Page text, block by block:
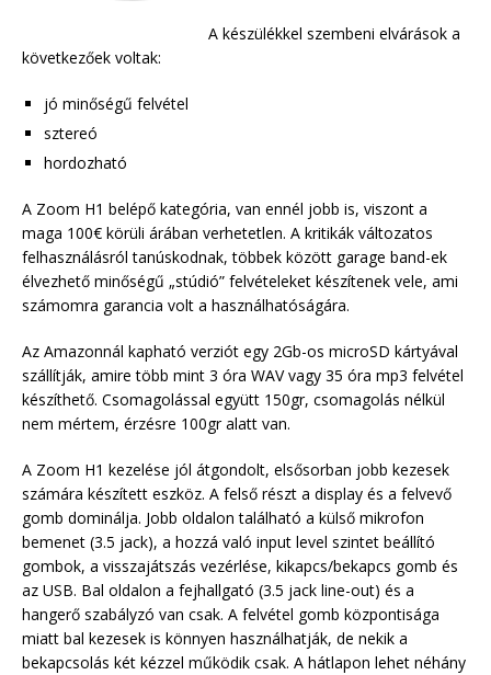
A készülékkel szembeni elvárások a
következőek voltak:
jó minőségű felvétel
sztereó
hordozható
A Zoom H1 belépő kategória, van ennél jobb is, viszont a
maga 100€ körüli árában verhetetlen. A kritikák változatos
felhasználásról tanúskodnak, többek között garage band-ek
élvezhető minőségű „stúdió” felvételeket készítenek vele, ami
számomra garancia volt a használhatóságára.
Az Amazonnál kapható verziót egy 2Gb-os microSD kártyával
szállítják, amire több mint 3 óra WAV vagy 35 óra mp3 felvétel
készíthető. Csomagolással együtt 150gr, csomagolás nélkül
nem mértem, érzésre 100gr alatt van.
A Zoom H1 kezelése jól átgondolt, elsősorban jobb kezesek
számára készített eszköz. A felső részt a display és a felvevő
gomb dominálja. Jobb oldalon található a külső mikrofon
bemenet (3.5 jack), a hozzá való input level szintet beállító
gombok, a visszajátszás vezérlése, kikapcs/bekapcs gomb és
az USB. Bal oldalon a fejhallgató (3.5 jack line-out) és a
hangerő szabályzó van csak. A felvétel gomb központisága
miatt bal kezesek is könnyen használhatják, de nekik a
bekapcsolás két kézzel működik csak. A hátlapon lehet néhány